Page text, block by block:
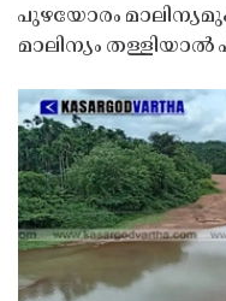
പുഴയോരം
മാലിന്യം തള്ളിയാൽ